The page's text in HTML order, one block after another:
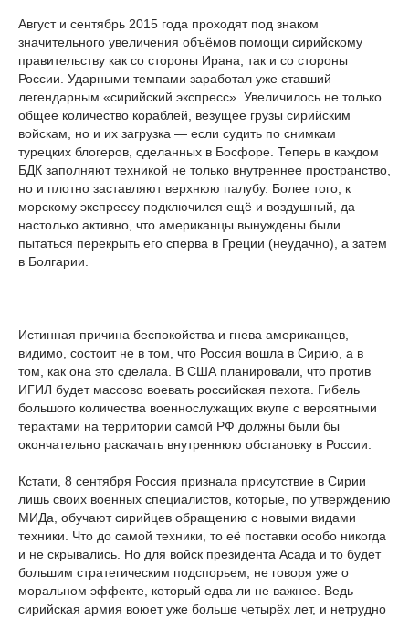
Август и сентябрь 2015 года проходят под знаком
значительного увеличения объёмов помощи сирийскому
правительству как со стороны Ирана, так и со стороны
России. Ударными темпами заработал уже ставший
легендарным «сирийский экспресс». Увеличилось не только
общее количество кораблей, везущее грузы сирийским
войскам, но и их загрузка — если судить по снимкам
турецких блогеров, сделанных в Босфоре. Теперь в каждом
БДК заполняют техникой не только внутреннее пространство,
но и плотно заставляют верхнюю палубу. Более того, к
морскому экспрессу подключился ещё и воздушный, да
настолько активно, что американцы вынуждены были
пытаться перекрыть его сперва в Греции (неудачно), а затем
в Болгарии.
Истинная причина беспокойства и гнева американцев,
видимо, состоит не в том, что Россия вошла в Сирию, а в
том, как она это сделала. В США планировали, что против
ИГИЛ будет массово воевать российская пехота. Гибель
большого количества военнослужащих вкупе с вероятными
терактами на территории самой РФ должны были бы
окончательно раскачать внутреннюю обстановку в России.
Кстати, 8 сентября Россия признала присутствие в Сирии
лишь своих военных специалистов, которые, по утверждению
МИДа, обучают сирийцев обращению с новыми видами
техники. Что до самой техники, то её поставки особо никогда
и не скрывались. Но для войск президента Асада и то будет
большим стратегическим подспорьем, не говоря уже о
моральном эффекте, который едва ли не важнее. Ведь
сирийская армия воюет уже больше четырёх лет, и нетрудно